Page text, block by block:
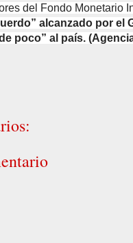
del Fondo Monetario
alcanzado por el
poco” al país.